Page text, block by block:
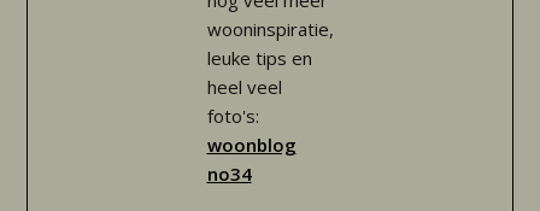
wooninspiratie,
leuke tips en
heel veel
foto's:
woonblog
no34